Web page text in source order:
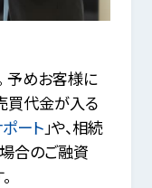
予めお客様に
買代金が入る
ート 」や、相続
合のご融資